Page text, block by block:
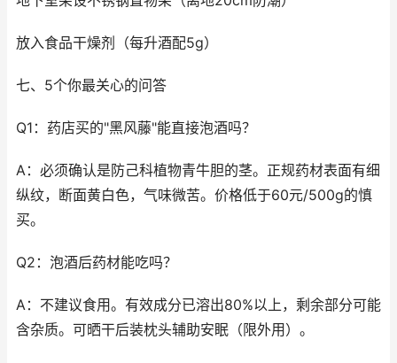
放入食品干燥剂（每升酒配5g）
七、5个你最关心的问答
Q1：药店买的"黑风藤"能直接泡酒吗？
A：必须确认是防己科植物青牛胆的茎。正规药材表面有细
纵纹，断面黄白色，气味微苦。价格低于60元/500g的慎
买。
Q2：泡酒后药材能吃吗？
A：不建议食用。有效成分已溶出80%以上，剩余部分可能
含杂质。可晒干后装枕头辅助安眠（限外用）。